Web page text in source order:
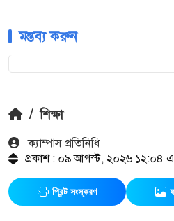
মন্তব্য করুন
/ শিক্ষা
ক‍্যাম্পাস প্রতিনিধি
প্রকাশ : ০৯ আগস্ট, ২০২৬ ১২:০৪
প্রিন্ট সংস্করণ